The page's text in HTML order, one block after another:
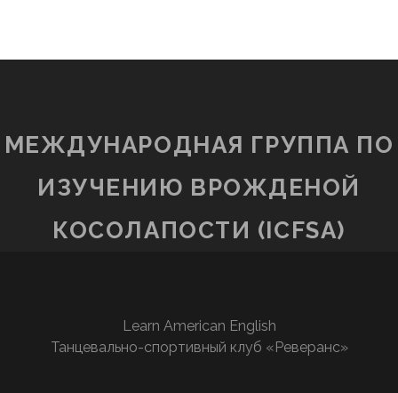
МЕЖДУНАРОДНАЯ ГРУППА ПО
ИЗУЧЕНИЮ ВРОЖДЕНОЙ
КОСОЛАПОСТИ (ICFSA)
Learn American English
Танцевально-спортивный клуб «Реверанс»